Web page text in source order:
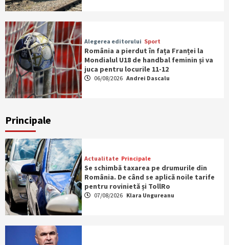
Alegerea editorului Sport
România a pierdut în fața Franței la
Mondialul U18 de handbal feminin și va
juca pentru locurile 11-12
06/08/2026 Andrei Dascalu
Principale
Actualitate Principale
Se schimbă taxarea pe drumurile din
România. De când se aplică noile tarife
pentru rovinietă și TollRo
07/08/2026 Klara Ungureanu